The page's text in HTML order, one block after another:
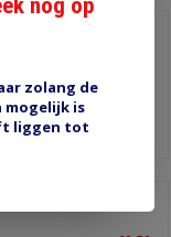
Informatie
zolang de
mogelijk is
liggen tot